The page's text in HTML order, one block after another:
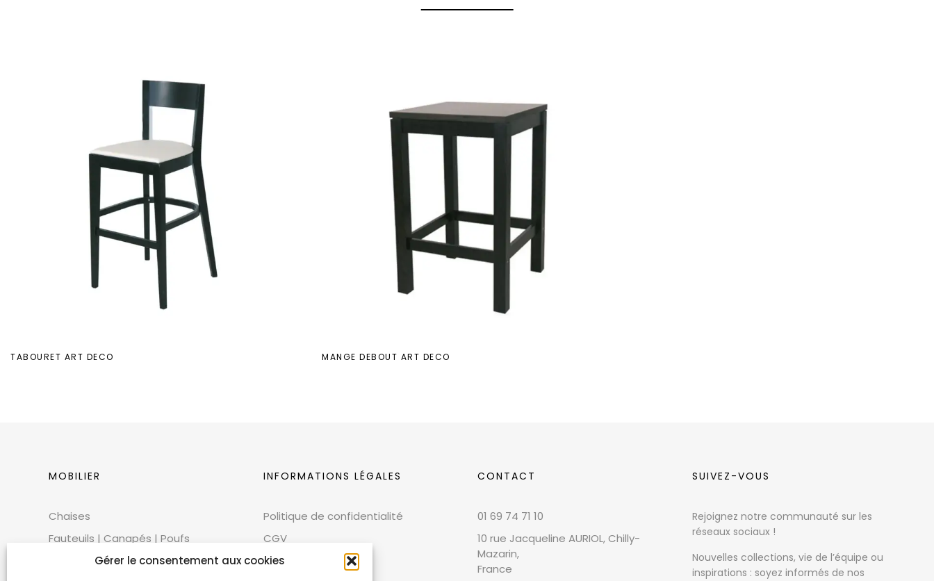
Gérer le consentement aux cookies
TABOURET ART DECO MANGE DEBOUT ART DECO
MOBILIER
Chaises
Fauteuils | Canapés | Poufs
Mobilier extérieur
INFORMATIONS LÉGALES
Politique de confidentialité
CGV
CGU
CONTACT
01 69 74 71 10
10 rue Jacqueline AURIOL, Chilly-
Mazarin,
France
SUIVEZ-VOUS
Rejoignez notre communauté sur les
réseaux sociaux !
Nouvelles collections, vie de l’équipe ou
inspirations : soyez informés de nos